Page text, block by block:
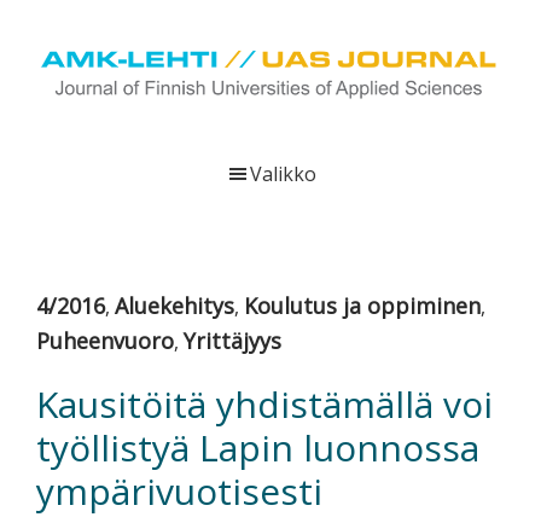
Hyppää
pääsisältöön
Hyppää
ensisijaiseen
Hyppää
alatunnisteeseen
viestittää
ammattikorkeakoulujen
kehittämis-
ja
innovaatiotoiminnasta
sekä
Valikko
4/2016, Aluekehitys, Koulutus ja oppiminen,
Puheenvuoro,Yrittäjyys
Kausitöitä yhdistämällä voi
työllistyä Lapin luonnossa
ympärivuotisesti